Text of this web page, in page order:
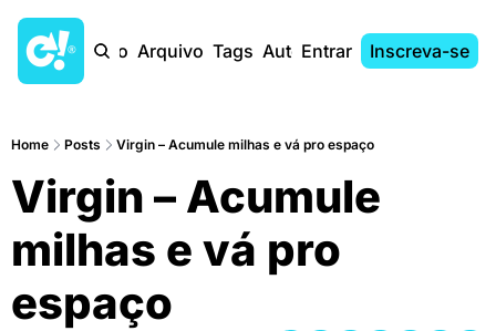
Início Arquivo Tags AutoresEntrar Inscreva-se
Home Posts Virgin – Acumule milhas e vá pro espaço
Virgin – Acumule
milhas e vá pro
espaço